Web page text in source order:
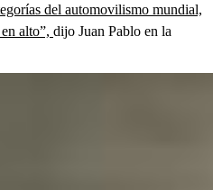
del automovilismo mundial,
alto”, dijo Juan Pablo en la